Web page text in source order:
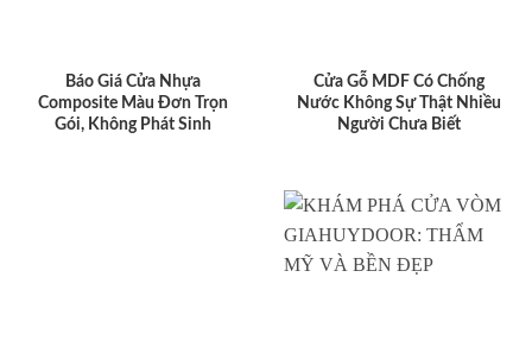
Báo Giá Cửa Nhựa
Composite Màu Đơn Trọn
Gói, Không Phát Sinh
Cửa Gỗ MDF Có Chống
Nước Không Sự Thật Nhiều
Người Chưa Biết